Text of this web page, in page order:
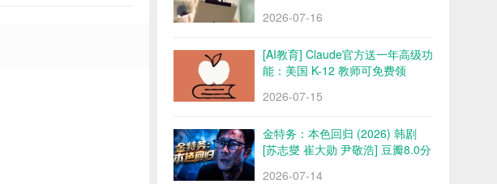
2026-07-16
[AI教育] Claude官方送一年高级功
能：美国 K-12 教师可免费领
2026-07-15
金特务：本色回归 (2026) 韩剧
[苏志燮 崔大勋 尹敬浩] 豆瓣8.0分
2026-07-14